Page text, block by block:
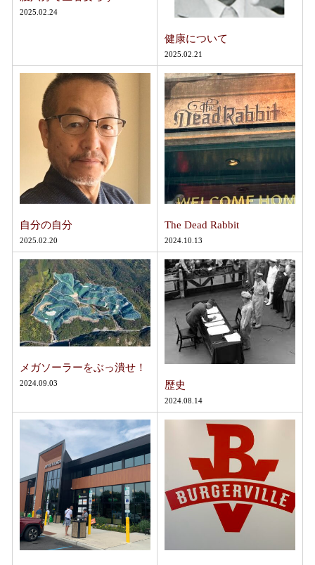
2025.02.24
健康について
2025.02.21
自分の自分
2025.02.20
The Dead Rabbit
2024.10.13
メガソーラーをぶっ潰せ！
2024.09.03 歴史
2024.08.14